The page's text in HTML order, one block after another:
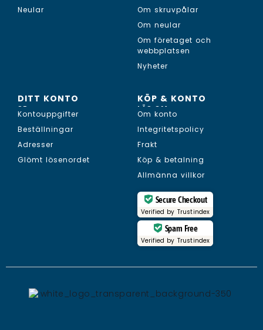
Neular
Om skruvpålar
Om neular
Om företaget och
webbplatsen
Nyheter
DITT KONTO
SE...
Kontouppgifter
Beställningar
Adresser
Glömt lösenordet
KÖP & KONTO
LÄS OM...
Om konto
Integritetspolicy
Frakt
Köp & betalning
Allmänna villkor
Secure Checkout
Verified by Trustindex
Spam Free
Verified by Trustindex